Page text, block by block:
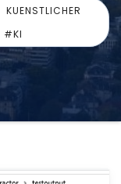
KUENSTLICHER
#KI